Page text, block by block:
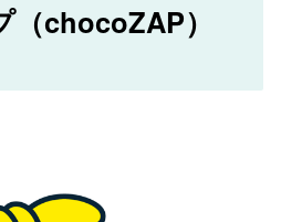
chocoZAP）